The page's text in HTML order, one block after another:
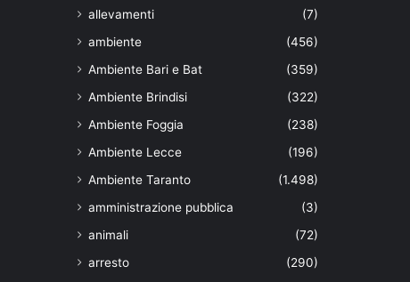
allevamenti
(7)
ambiente
(456)
Ambiente Bari e Bat
(359)
Ambiente Brindisi
(322)
Ambiente Foggia
(238)
Ambiente Lecce
(196)
Ambiente Taranto
(1.498)
amministrazione pubblica
(3)
animali
(72)
arresto
(290)